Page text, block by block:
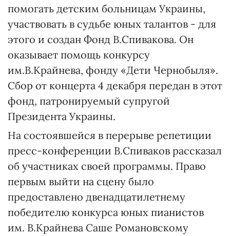
помогать детским больницам Украины,
участвовать в судьбе юных талантов - для
этого и создан Фонд В.Спивакова. Он
оказывает помощь конкурсу
им.В.Крайнева, фонду «Дети Чернобыля».
Сбор от концерта 4 декабря передан в этот
фонд, патронируемый супругой
Президента Украины.
На состоявшейся в перерыве репетиции
пресс-конференции В.Спиваков рассказал
об участниках своей программы. Право
первым выйти на сцену было
предоставлено двенадцатилетнему
победителю конкурса юных пианистов
им. В.Крайнева Саше Романовскому